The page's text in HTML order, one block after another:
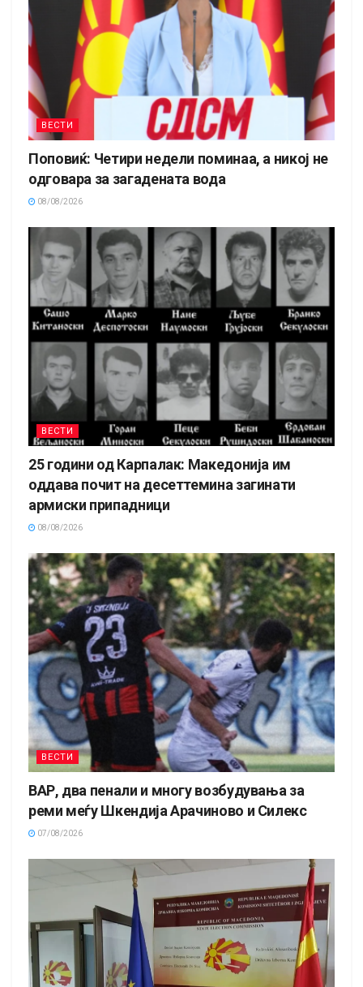
ВЕСТИ
Поповиќ: Четири недели поминаа, а никој не
одговара за загадената вода
08/08/2026
ВЕСТИ
25 години од Карпалак: Македонија им
оддава почит на десеттемина загинати
армиски припадници
08/08/2026
ВЕСТИ
ВАР, два пенали и многу возбудувања за
реми меѓу Шкендија Арачиново и Силекс
07/08/2026